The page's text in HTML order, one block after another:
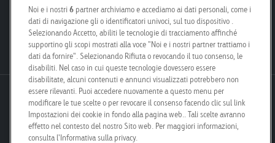
Engagement
Poster Safari
Le nostre filiali
Kit per i media
Posizioni aperte
Goldbach Neo OOH AG
Bösch 67
6331 Hünenberg
Noi e i nostri6 partner archiviamo e accediamo ai dati personali, come i
dati di navigazione gli o identificatori univoci, sul tuo dispositivo .
Selezionando Accetto, abiliti le tecnologie di tracciamento affinché
supportino gli scopi mostrati alla voce "Noi e i nostri partner trattiamo i
dati da fornire". Selezionando Rifiuta o revocando il tuo consenso, le
disabiliti. Nel caso in cui queste tecnologie dovessero essere
disabilitate, alcuni contenuti e annunci visualizzati potrebbero non
essere rilevanti. Puoi accedere nuovamente a questo menu per
modificare le tue scelte o per revocare il consenso facendo clic sul link
Impostazioni dei cookie in fondo alla pagina web.. Tali scelte avranno
effetto nel contesto del nostro Sito web. Per maggiori informazioni,
consulta l'Informativa sulla privacy.